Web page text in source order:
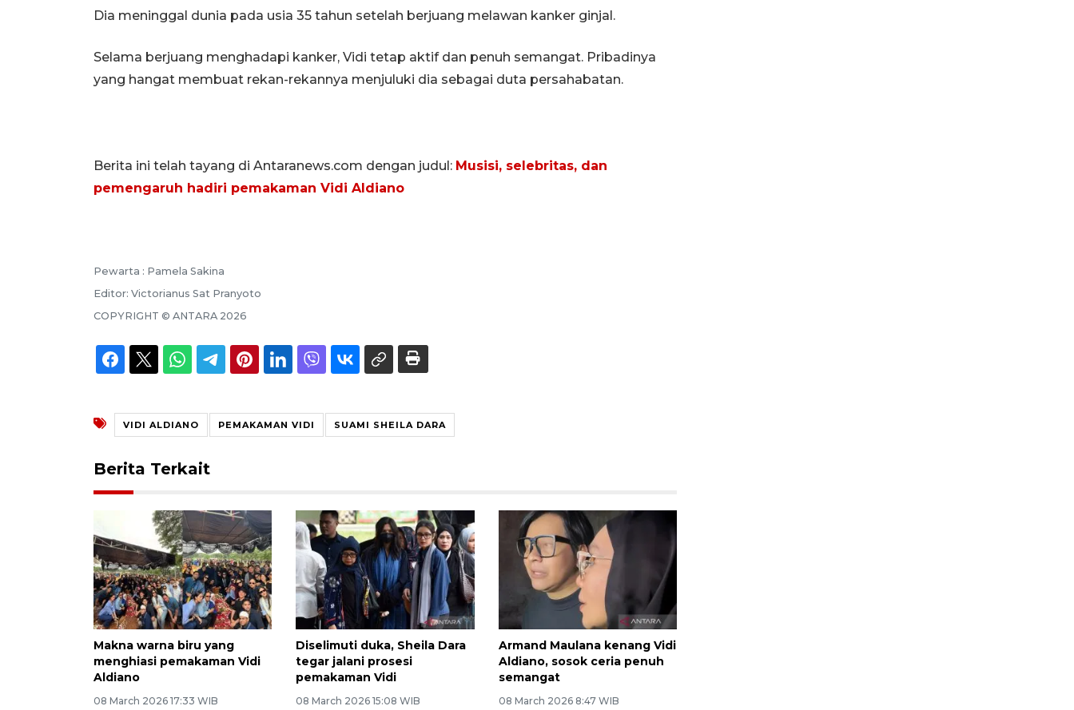
Dia meninggal dunia pada usia 35 tahun setelah berjuang melawan kanker ginjal.
Selama berjuang menghadapi kanker, Vidi tetap aktif dan penuh semangat. Pribadinya
yang hangat membuat rekan-rekannya menjuluki dia sebagai duta persahabatan.
Berita ini telah tayang di Antaranews.com dengan judul: Musisi, selebritas, dan
pemengaruh hadiri pemakaman Vidi Aldiano
Pewarta : Pamela Sakina
Editor: Victorianus Sat Pranyoto
COPYRIGHT © ANTARA 2026
VIDI ALDIANO PEMAKAMAN VIDI SUAMI SHEILA DARA
Berita Terkait
Makna warna biru yang
menghiasi pemakaman Vidi
Aldiano
08 March 2026 17:33 WIB
Diselimuti duka, Sheila Dara
tegar jalani prosesi
pemakaman Vidi
08 March 2026 15:08 WIB
Armand Maulana kenang Vidi
Aldiano, sosok ceria penuh
semangat
08 March 2026 8:47 WIB